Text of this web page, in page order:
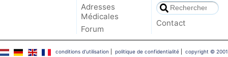
Adresses
Médicales
Forum
Contact
conditions d‘utilisation politique de confidentialité| copyright © 2001